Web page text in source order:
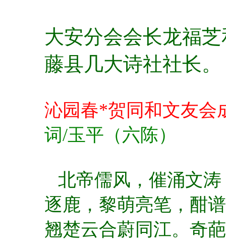
大安分会会长龙福芝
藤县几大诗社社长。
沁园春*贺同和文友会
词/玉平（六陈）
北帝儒风，催涌文
逐鹿，黎萌亮笔，
翘楚云合蔚同江。奇